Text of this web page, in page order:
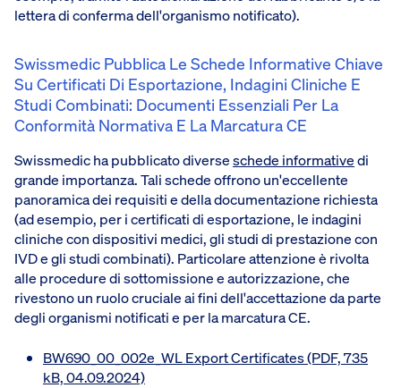
lettera di conferma dell'organismo notificato).
Swissmedic Pubblica Le Schede Informative Chiave
Su Certificati Di Esportazione, Indagini Cliniche E
Studi Combinati: Documenti Essenziali Per La
Conformità Normativa E La Marcatura CE
Swissmedic ha pubblicato diverseschede informativedi
grande importanza. Tali schede offrono un'eccellente
panoramica dei requisiti e della documentazione richiesta
(ad esempio, per i certificati di esportazione, le indagini
cliniche con dispositivi medici, gli studi di prestazione con
IVD e gli studi combinati). Particolare attenzione è rivolta
alle procedure di sottomissione e autorizzazione, che
rivestono un ruolo cruciale ai fini dell'accettazione da parte
degli organismi notificati e per la marcatura CE.
BW690_00_002e_WL Export Certificates (PDF, 735
kB, 04.09.2024)